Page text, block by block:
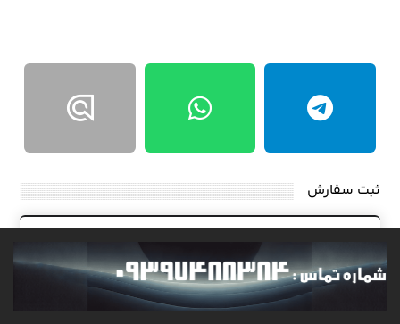
ثبت سفارش
جهت پیگیری کارشناسان موسسه
حتما شماره تماس خود را درج